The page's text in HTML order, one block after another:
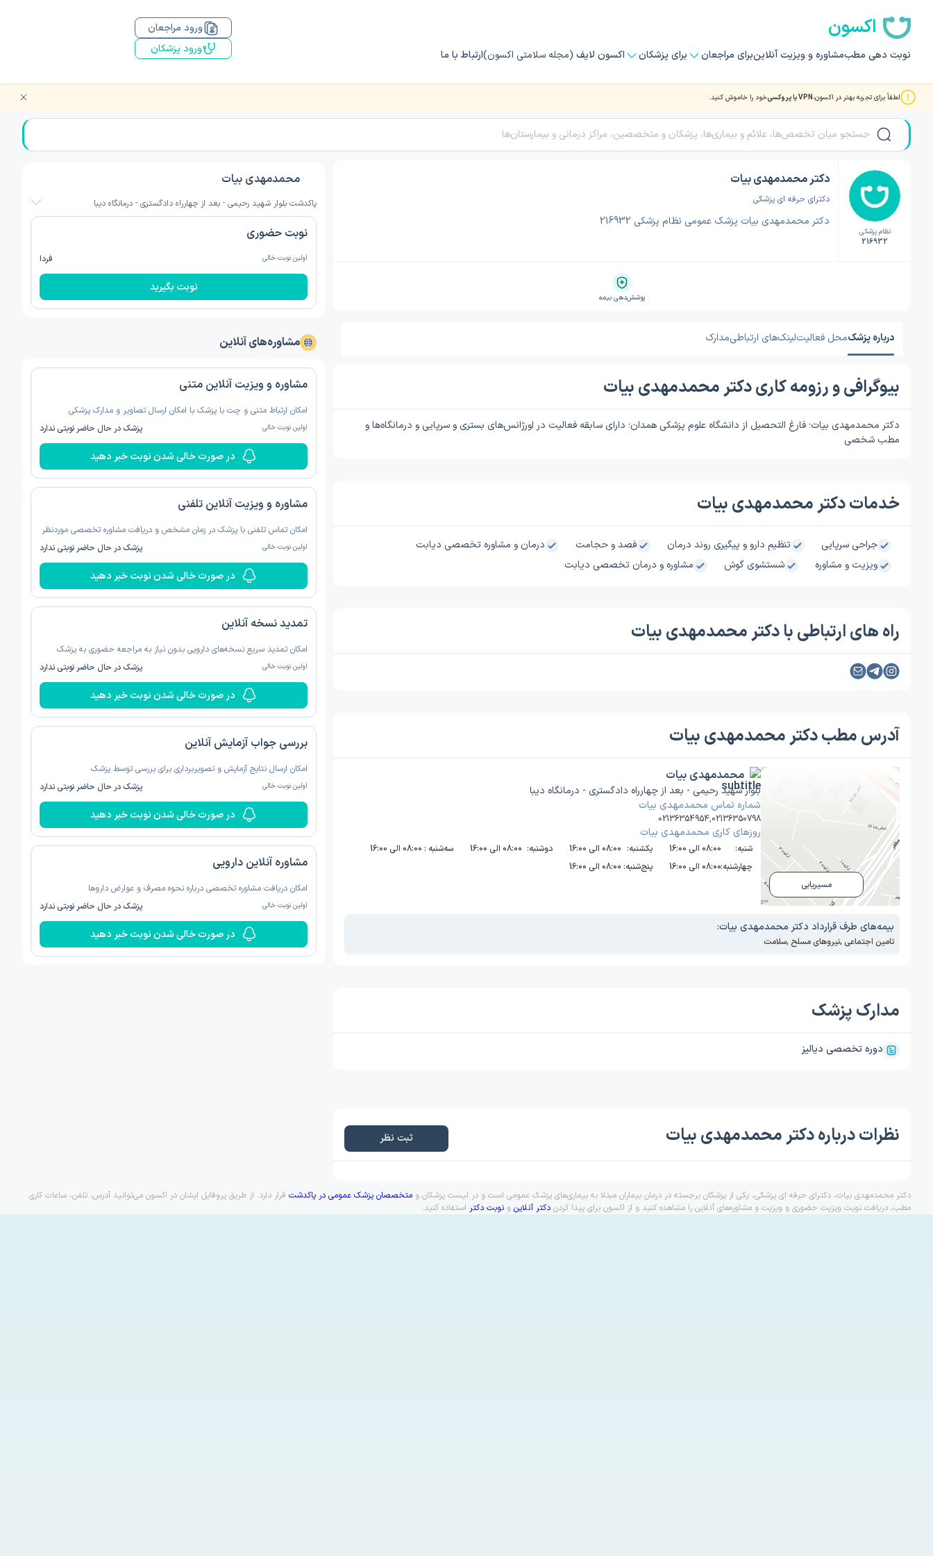
اکسون
نوبت دهی مطبمشاوره و ویزیت آنلاینبرای مراجعان برای پزشکان اکسون لایف (مجله سلامتی اکسون)ارتباط با ما
ورود مراجعان
ورود پزشکان
لطفاً برای تجربه بهتر در اکسون،VPN یا پروکسی خود را خاموش کنید. صفحه اصلی/دکتر پزشک عمومی/دکتر پزشک عمومی پاکدشت
نظام پزشکی
216932
دکتر محمدمهدی بیات
دکترای حرفه ای پزشکی
دکتر محمدمهدی بیات پزشک عمومی نظام پزشکی 216932
پوشش‌دهی بیمه
درباره پزشکمحل فعالیتلینک‌های ارتباطیمدارک
بیوگرافی و رزومه کاری دکتر محمدمهدی بیات
دکتر محمدمهدی بیات؛ فارغ التحصیل از دانشگاه علوم پزشکی همدان؛ دارای سابقه فعالیت در اورژانس‌های بستری و سرپایی و درمانگاه‌ها و
مطب شخصی
خدمات دکتر محمدمهدی بیات
جراحی سرپایی تنظیم دارو و پیگیری روند درمان فصد و حجامت
درمان و مشاوره تخصصی دیابت
ویزیت و مشاوره
شستشوی گوش مشاوره و درمان تخصصی دیابت
راه های ارتباطی با دکتر محمدمهدی بیات
آدرس مطب دکتر محمدمهدی بیات
مسیریابی
محمدمهدی بیات
بلوار شهید رحیمی - بعد از چهارراه دادگستری - درمانگاه دیبا
شماره تماس محمدمهدی بیات
02136354954,02136350798
روز‌های کاری محمدمهدی بیات
شنبه: 08:00 الی 16:00 یکشنبه: 08:00 الی 16:00 دوشنبه: 08:00 الی 16:00 سه‌شنبه : 08:00 الی 16:00
چهارشنبه:08:00 الی 16:00 پنج‌شنبه: 08:00 الی 16:00
بیمه‌های طرف قرارداد دکتر محمدمهدی بیات:
تامین اجتماعی ,نیروهای مسلح ,سلامت
مدارک پزشک
دوره تخصصی دیالیز
نظرات درباره دکتر محمدمهدی بیات ثبت نظر
محمدمهدی بیات
پاکدشت بلوار شهید رحیمی - بعد از چهارراه دادگستری - درمانگاه دیبا
نوبت حضوری
اولین نوبت خالی فردا
نوبت بگیرید
مشاوره‌های آنلاین
مشاوره و ویزیت آنلاین متنی
امکان ارتباط متنی و چت با پزشک با امکان ارسال تصاویر و مدارک پزشکی
اولین نوبت خالی پزشک در حال حاضر نوبتی ندارد
در صورت خالی شدن نوبت خبر دهید
مشاوره و ویزیت آنلاین تلفنی
امکان تماس تلفنی با پزشک در زمان مشخص و دریافت مشاوره تخصصی موردنظر
اولین نوبت خالی پزشک در حال حاضر نوبتی ندارد
در صورت خالی شدن نوبت خبر دهید
تمدید نسخه‌ آنلاین
امکان تمدید سریع نسخه‌های دارویی بدون نیاز به مراجعه حضوری به پزشک
اولین نوبت خالی پزشک در حال حاضر نوبتی ندارد
در صورت خالی شدن نوبت خبر دهید
بررسی جواب آزمایش آنلاین
امکان ارسال نتایج آزمایش و تصویربرداری برای بررسی توسط پزشک
اولین نوبت خالی پزشک در حال حاضر نوبتی ندارد
در صورت خالی شدن نوبت خبر دهید
مشاوره آنلاین دارویی
امکان دریافت مشاوره تخصصی درباره نحوه مصرف و عوارض داروها
اولین نوبت خالی پزشک در حال حاضر نوبتی ندارد
در صورت خالی شدن نوبت خبر دهید
دکتر محمدمهدی بیات، دکترای حرفه ای پزشکی، یکی از پزشکان برجسته در درمان بیماران مبتلا به بیماری‌های پزشک عمومی است و در لیست پزشکان و متخصصان پزشک عمومی در پاکدشت قرار دارد. از طریق پروفایل ایشان در اکسون می‌توانید آدرس، تلفن، ساعات کاری
مطب، دریافت نوبت ویزیت حضوری و ویزیت و مشاوره‌های آنلاین را مشاهده کنید و از اکسون برای پیدا کردن دکتر آنلاین و نوبت دکتر استفاده کنید.